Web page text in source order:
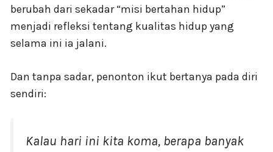
berubah dari sekadar “misi bertahan hidup”
menjadi refleksi tentang kualitas hidup yang
selama ini ia jalani.
Dan tanpa sadar, penonton ikut bertanya pada diri
sendiri:
Kalau hari ini kita koma, berapa banyak